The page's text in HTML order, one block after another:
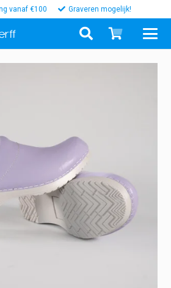
vanaf €100 Graveren mogelijk!